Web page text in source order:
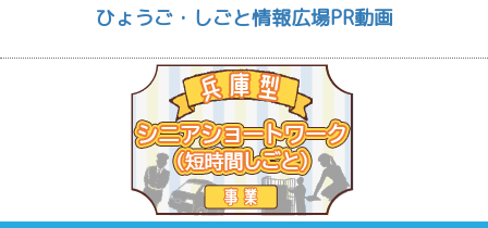
ひょうご・しごと情報広場PR動画